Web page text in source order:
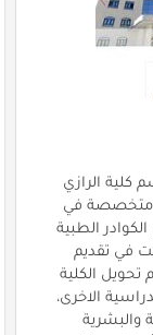
كلية الرازي
متخصصة في
الطبية
في تقديم
وفي العام 2014 م تم تحويل الكلية
الاخرى،
والبشرية